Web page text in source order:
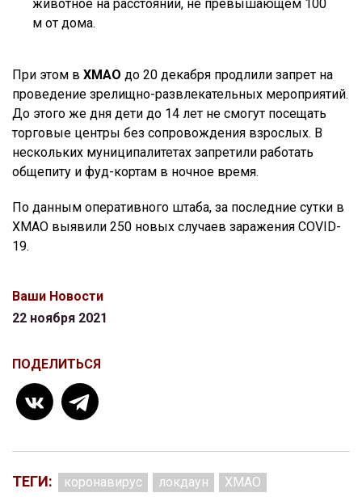
животное на расстоянии, не превышающем 100
м от дома.
При этом в ХМАО до 20 декабря продлили запрет на
проведение зрелищно-развлекательных мероприятий.
До этого же дня дети до 14 лет не смогут посещать
торговые центры без сопровождения взрослых. В
нескольких муниципалитетах запретили работать
общепиту и фуд-кортам в ночное время.
По данным оперативного штаба, за последние сутки в
ХМАО выявили 250 новых случаев заражения COVID-
19.
Ваши Новости
22 ноября 2021
ПОДЕЛИТЬСЯ
ТЕГИ: коронавирус локдаун ХМАО